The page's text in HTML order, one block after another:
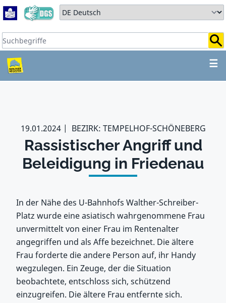
Zum Hauptbereich springen
Zum Hauptmenü springen
Sprache auswählen:
Suchbegriffe:
☰
ZUM HAUPTBEREICH
19.01.2024 BEZIRK: TEMPELHOF-SCHÖNEBERG
Rassistischer Angriff und
Beleidigung in Friedenau
In der Nähe des U-Bahnhofs Walther-Schreiber-
Platz wurde eine asiatisch wahrgenommene Frau
unvermittelt von einer Frau im Rentenalter
angegriffen und als Affe bezeichnet. Die ältere
Frau forderte die andere Person auf, ihr Handy
wegzulegen. Ein Zeuge, der die Situation
beobachtete, entschloss sich, schützend
einzugreifen. Die ältere Frau entfernte sich.